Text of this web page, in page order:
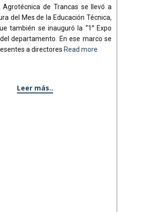
Agrotécnica de Trancas se llevó a
del Mes de la Educación Técnica,
también se inauguró la “1° Expo
departamento. En ese marco se
a directores Read more
Leer más..